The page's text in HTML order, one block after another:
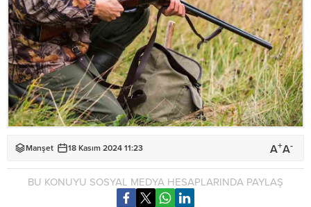
Manşet 18 Kasım 2024 11:23 A+A-
BU KONUYU SOSYAL MEDYA HESAPLARINDA PAYLAŞ